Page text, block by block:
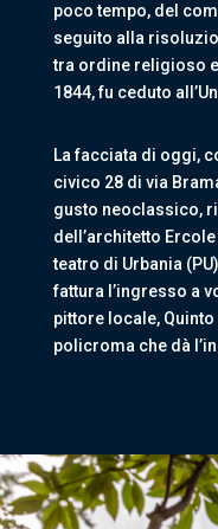
poco tempo, del
seguito alla
tra ordine religioso
1844, fu ceduto
La facciata di oggi,
civico 28 di via
gusto neoclassico,
dell’architetto
teatro di Urbania
fattura l’ingresso a
pittore locale,
policroma che dà